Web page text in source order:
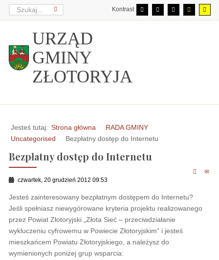
Kontrast
URZĄD
GMINY
ZŁOTORYJA
Jesteś tutaj: Strona główna
RADA GMINY
Uncategorised
Bezpłatny dostęp do Internetu
Bezpłatny dostęp do Internetu
czwartek, 20 grudzień 2012 09:53
Jesteś zainteresowany bezpłatnym dostępem do Internetu?
Jeśli spełniasz niewygórowane kryteria projektu realizowanego
przez Powiat Złotoryjski „Złota Sieć – przeciwdziałanie
wykluczeniu cyfrowemu w Powiecie Złotoryjskim” i jesteś
mieszkańcem Powiatu Złotoryjskiego, a należysz do
wymienionych poniżej grup wsparcia: